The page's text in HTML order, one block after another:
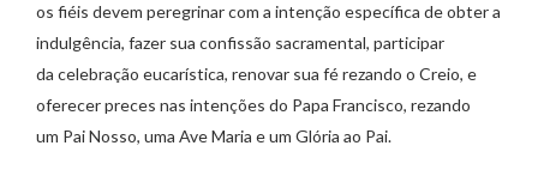
os fiéis devem peregrinar com a intenção específica de obter a
indulgência, fazer sua confissão sacramental, participar
da celebração eucarística, renovar sua fé rezando o Creio, e
oferecer preces nas intenções do Papa Francisco, rezando
um Pai Nosso, uma Ave Maria e um Glória ao Pai.